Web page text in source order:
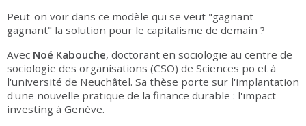
Peut-on voir dans ce modèle qui se veut "gagnant-
gagnant" la solution pour le capitalisme de demain ?
Avec Noé Kabouche, doctorant en sociologie au centre de
sociologie des organisations (CSO) de Sciences po et à
l'université de Neuchâtel. Sa thèse porte sur l'implantation
d'une nouvelle pratique de la finance durable : l'impact
investing à Genève.